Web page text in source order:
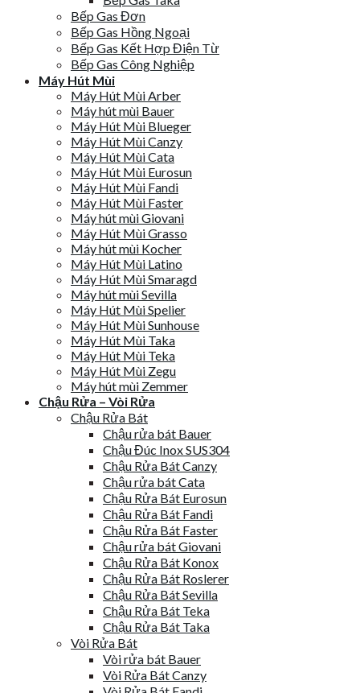
Bếp Gas Đơn
Bếp Gas Hồng Ngoại
Bếp Gas Kết Hợp Điện Từ
Bếp Gas Công Nghiệp
Máy Hút Mùi
Máy Hút Mùi Arber
Máy hút mùi Bauer
Máy Hút Mùi Blueger
Máy Hút Mùi Canzy
Máy Hút Mùi Cata
Máy Hút Mùi Eurosun
Máy Hút Mùi Fandi
Máy Hút Mùi Faster
Máy hút mùi Giovani
Máy Hút Mùi Grasso
Máy hút mùi Kocher
Máy Hút Mùi Latino
Máy Hút Mùi Smaragd
Máy hút mùi Sevilla
Máy Hút Mùi Spelier
Máy Hút Mùi Sunhouse
Máy Hút Mùi Taka
Máy Hút Mùi Teka
Máy Hút Mùi Zegu
Máy hút mùi Zemmer
Chậu Rửa – Vòi Rửa
Chậu Rửa Bát
Chậu rửa bát Bauer
Chậu Đúc Inox SUS304
Chậu Rửa Bát Canzy
Chậu rửa bát Cata
Chậu Rửa Bát Eurosun
Chậu Rửa Bát Fandi
Chậu Rửa Bát Faster
Chậu rửa bát Giovani
Chậu Rửa Bát Konox
Chậu Rửa Bát Roslerer
Chậu Rửa Bát Sevilla
Chậu Rửa Bát Teka
Chậu Rửa Bát Taka
Vòi Rửa Bát
Vòi rửa bát Bauer
Vòi Rửa Bát Canzy